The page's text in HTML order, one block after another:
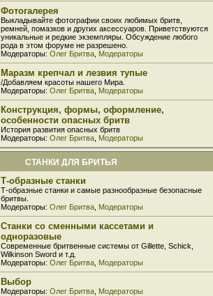
Фотогалерея
Выкладывайте фотографии своих любимых бритв,
ремней, помазков и других аксессуаров. Приветствуются
уникальные и редкие экземпляры. Обсуждение любого
рода в этом форуме не разрешено.
Модераторы: Олег Бритва Модераторы
Маразм крепчал и лезвия тупые
/Добавляем красоты нашего Мира.
Модераторы: Олег Бритва Модераторы
Конструкция, формы, оформление,
особенности опасных бритв
История развития опасных бритв
Модераторы: Олег Бритва Модераторы
СТАНКИ ДЛЯ БРИТЬЯ
Т-образные станки
Т-образные станки и самые разнообразные безопасные
бритвы.
Модераторы: Олег Бритва Модераторы
Станки со сменными кассетами и
одноразовые
Современные бритвенные системы от Gillette, Schick,
Wilkinson Sword и т.д.
Модераторы: Олег Бритва Модераторы
Выбор
Модераторы: Олег Бритва Модераторы